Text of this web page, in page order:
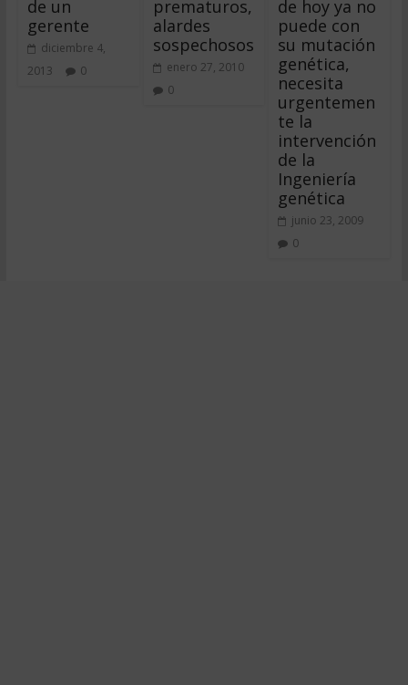
de un
gerente
diciembre 4,
2013
0
prematuros,
alardes
sospechosos
enero 27, 2010
0
de hoy ya no
puede con
su mutación
genética,
necesita
urgentemen
te la
intervención
de la
Ingeniería
genética
junio 23, 2009
0